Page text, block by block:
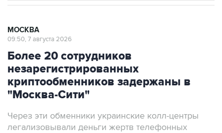
МОСКВА
09:50, 7 августа 2026
Более 20 сотрудников
незарегистрированных
криптообменников задержаны в
"Москва-Сити"
Через эти обменники украинские колл-центры
легализовывали деньги жертв телефонных